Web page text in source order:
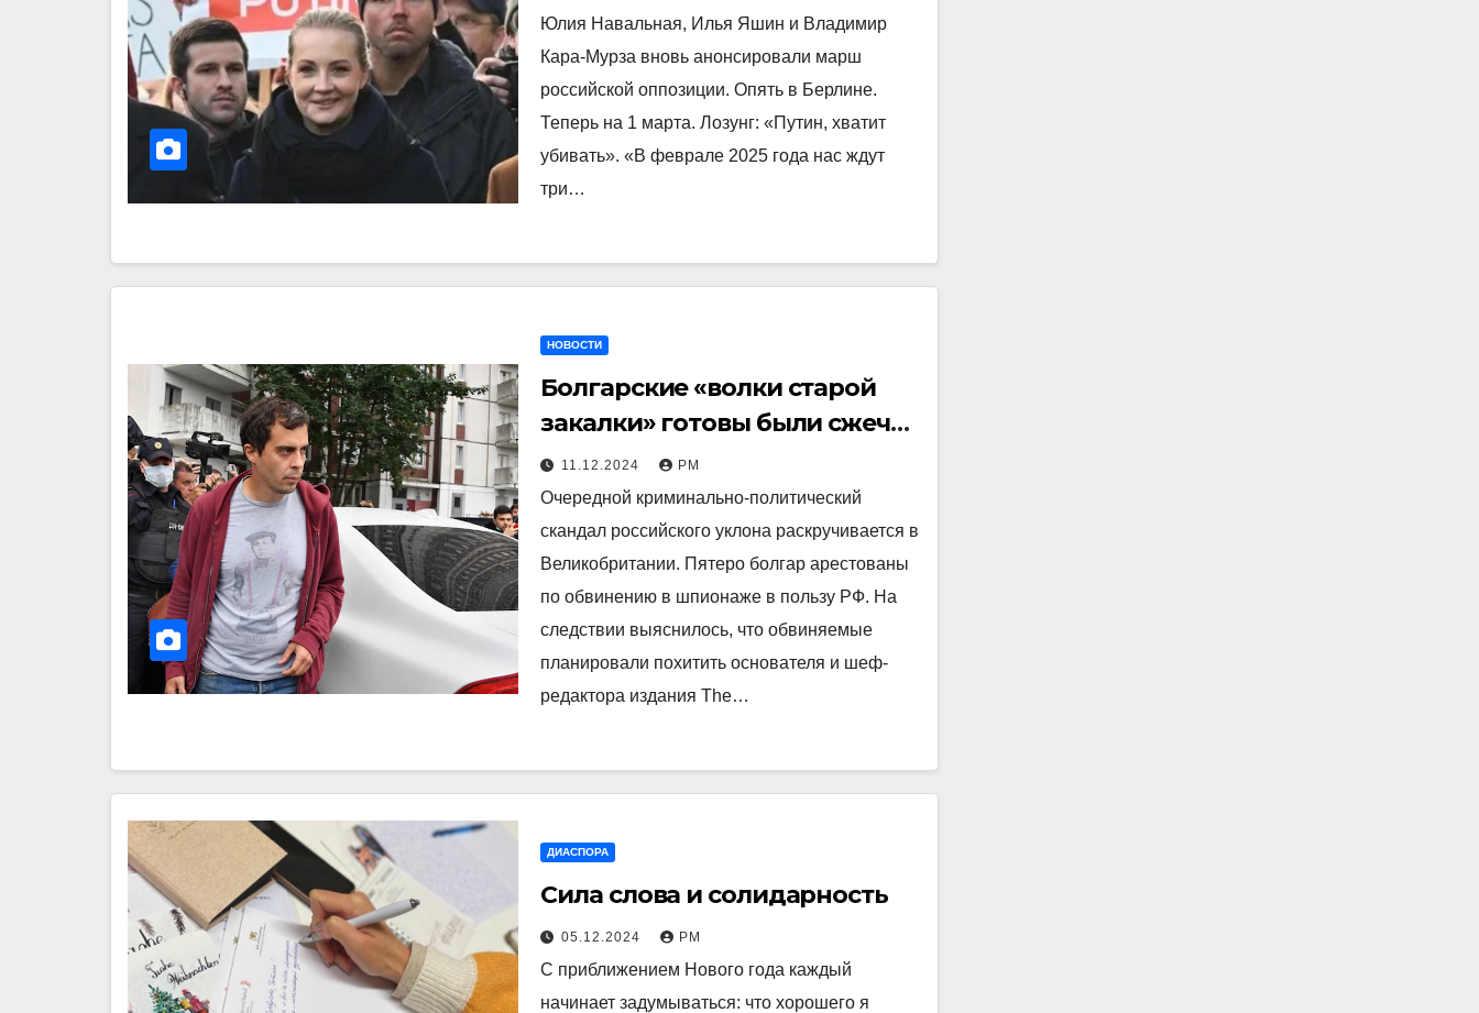
Юлия Навальная, Илья Яшин и Владимир
Кара-Мурза вновь анонсировали марш
российской оппозиции. Опять в Берлине.
Теперь на 1 марта. Лозунг: «Путин, хватит
убивать». «В феврале 2025 года нас ждут
три…
НОВОСТИ
Болгарские «волки старой
закалки» готовы были сжечь
заживо Романа Доброхотова
11.12.2024 РМ
Очередной криминально-политический
скандал российского уклона раскручивается в
Великобритании. Пятеро болгар арестованы
по обвинению в шпионаже в пользу РФ. На
следствии выяснилось, что обвиняемые
планировали похитить основателя и шеф-
редактора издания The…
ДИАСПОРА
Сила слова и солидарность
05.12.2024 РМ
С приближением Нового года каждый
начинает задумываться: что хорошего я